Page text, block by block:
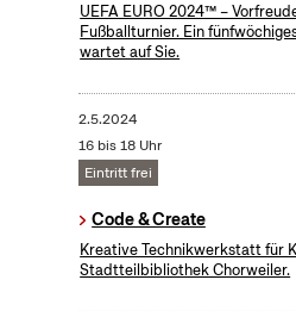
UEFA EURO 2024™ –
Fußballturnier. Ein
wartet auf Sie.
2.5.2024
16 bis 18 Uhr
Eintritt frei
Code & Create
Kreative Technikwerkstatt für
Stadtteilbibliothek Chorweiler.